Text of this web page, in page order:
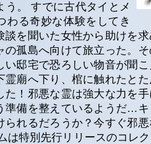
う。 すでに古代タイとメ
わる奇妙な体験をしてき
談を聞いた女性から助けを
の孤島へ向けて旅立った。
い邸宅で恐ろしい物音が聞
霊廟へ下り、棺に触れたと
た！邪悪な霊は強大な力を
準備を整えているようだ…
られるだろうか？今すぐ邪
は特別先行リリースのコレ